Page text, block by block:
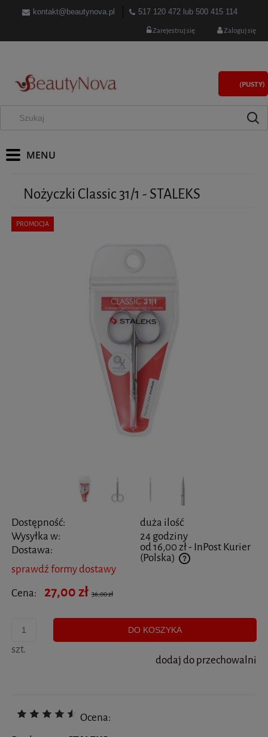
kontakt@beautynova.pl 517 120 472 lub 500 415 114
Zarejestruj się Zaloguj się
(PUSTY)
Nożyczki Classic 31/1 - STALEKS
PROMOCJA
Dostępność:
duża ilość
Wysyłka w:
24 godziny
Dostawa:
od 16,00 zł- InPost Kurier
(Polska)
Cena nie zawiera ewentualnych kosztów płatności
sprawdź formy dostawy
Cena:
27,00 zł 36,00 zł
szt.
DO KOSZYKA
dodaj do przechowalni
Ocena: